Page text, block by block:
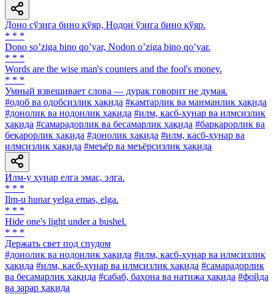
Доно сўзига бино қўяр, Нодон ўзига бино қўяр.
* * *
Dono soʼziga bino qoʼyar, Nodon oʼziga bino qoʼyar.
* * *
Words are the wise man's counters and the fool's money.
* * *
Умный взвешивает слова — дурак говорит не думая.
#одоб ва одобсизлик ҳақида #камтарлик ва манманлик ҳақида
#донолик ва нодонлик ҳақида #илм, касб-ҳунар ва илмсизлик
ҳақида #самарадорлик ва бесамарлик ҳақида #барқарорлик ва
беқарорлик ҳақида #донолик ҳақида #илм, касб-ҳунар ва
илмсизлик ҳақида #меъёр ва меъёрсизлик ҳақида
Илм-у ҳунар елга эмас, элга.
* * *
Ilm-u hunar yelga emas, elga.
* * *
Hide one's light under a bushel.
* * *
Держать свет под спудом
#донолик ва нодонлик ҳақида #илм, касб-ҳунар ва илмсизлик
ҳақида #илм, касб-ҳунар ва илмсизлик ҳақида #самарадорлик
ва бесамарлик ҳақида #сабаб, баҳона ва натижа ҳақида #фойда
ва зарар ҳақида